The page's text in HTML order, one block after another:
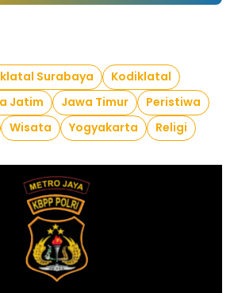
Surabaya
Kodiklatal
Jatim Jawa Timur
Peristiwa
Wisata Yogyakarta Religi